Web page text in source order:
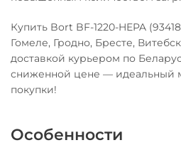
Купить Bort BF-1220-HEPA
Гомеле, Гродно, Бресте,
доставкой курьером по
сниженной цене — идеальный
покупки!
Особенности